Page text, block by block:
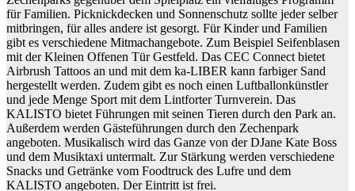
für Familien. Picknickdecken und Sonnenschutz sollte jeder selber
mitbringen, für alles andere ist gesorgt. Für Kinder und Familien
gibt es verschiedene Mitmachangebote. Zum Beispiel Seifenblasen
mit der Kleinen Offenen Tür Gestfeld. Das CEC Connect bietet
Airbrush Tattoos an und mit dem ka-LIBER kann farbiger Sand
hergestellt werden. Zudem gibt es noch einen Luftballonkünstler
und jede Menge Sport mit dem Lintforter Turnverein. Das
KALISTO bietet Führungen mit seinen Tieren durch den Park an.
Außerdem werden Gästeführungen durch den Zechenpark
angeboten. Musikalisch wird das Ganze von der DJane Kate Boss
und dem Musiktaxi untermalt. Zur Stärkung werden verschiedene
Snacks und Getränke vom Foodtruck des Lufre und dem
KALISTO angeboten. Der Eintritt ist frei.